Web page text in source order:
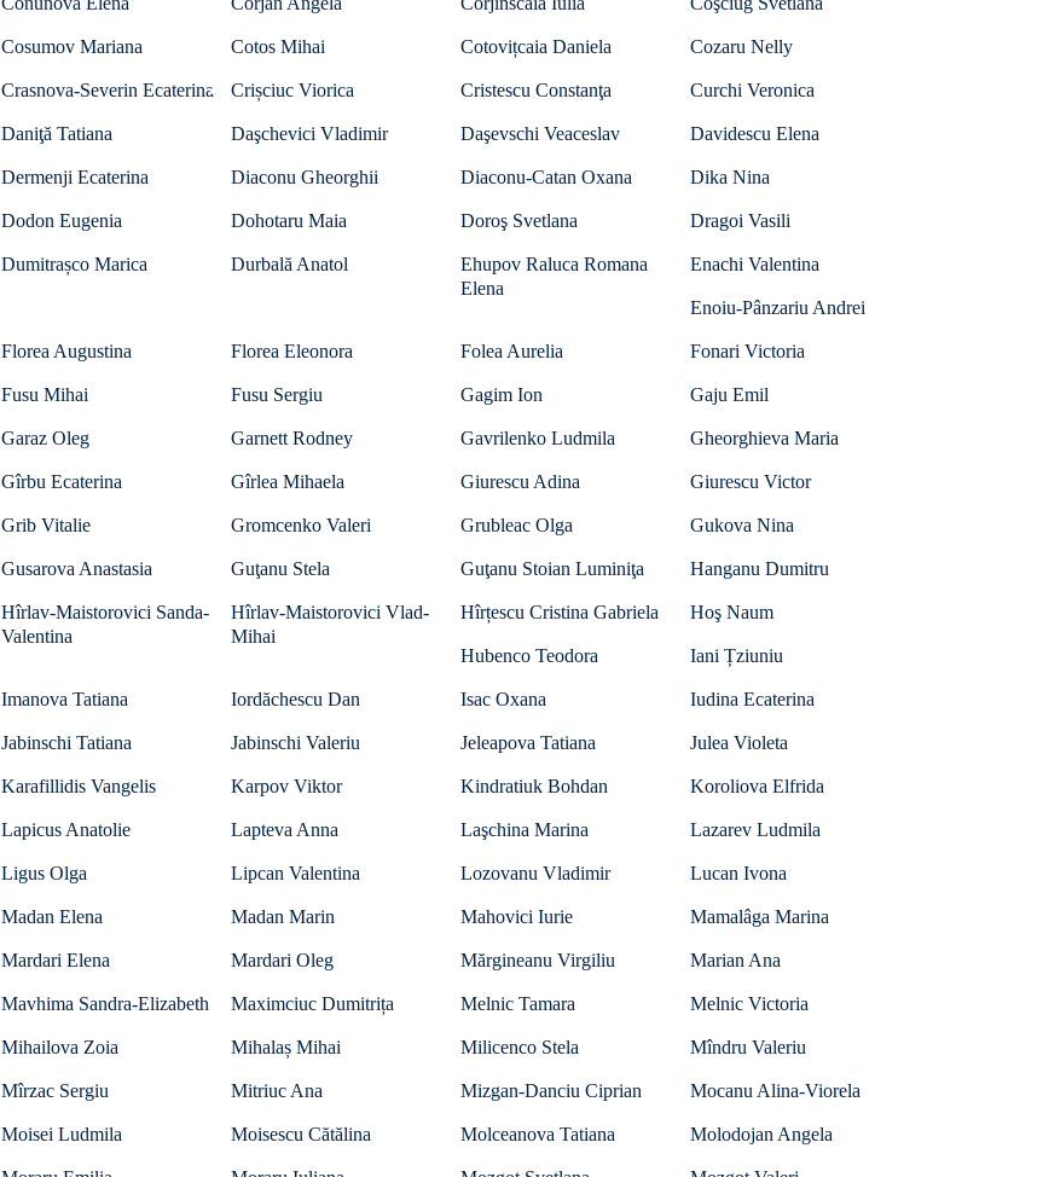
Cosumov Mariana Cotos Mihai Cotovițcaia Daniela Cozaru Nelly
Crasnova-Severin Ecaterina Crișciuc Viorica Cristescu Constanţa Curchi Veronica
Daniţă Tatiana Daşchevici Vladimir Daşevschi Veaceslav Davidescu Elena
Dermenji Ecaterina Diaconu Gheorghii Diaconu-Catan Oxana Dika Nina
Dodon Eugenia Dohotaru Maia Doroş Svetlana Dragoi Vasili
Dumitrașco Marica Durbală Anatol
Ehupov Raluca Romana
Elena
Enachi Valentina
Enoiu-Pânzariu Andrei
Florea Augustina Florea Eleonora Folea Aurelia Fonari Victoria
Fusu Mihai Fusu Sergiu Gagim Ion Gaju Emil
Garaz Oleg Garnett Rodney Gavrilenko Ludmila Gheorghieva Maria
Gîrbu Ecaterina Gîrlea Mihaela Giurescu Adina Giurescu Victor
Grib Vitalie Gromcenko Valeri Grubleac Olga Gukova Nina
Gusarova Anastasia Guţanu Stela Guţanu Stoian Luminiţa Hanganu Dumitru
Hîrlav-Maistorovici Sanda-
Valentina
Hîrlav-Maistorovici Vlad-
Mihai
Hîrțescu Cristina Gabriela Hoş Naum
Hubenco Teodora Iani Țziuniu
Imanova Tatiana Iordăchescu Dan Isac Oxana Iudina Ecaterina
Jabinschi Tatiana Jabinschi Valeriu Jeleapova Tatiana Julea Violeta
Karafillidis Vangelis Karpov Viktor Kindratiuk Bohdan Koroliova Elfrida
Lapicus Anatolie Lapteva Anna Laşchina Marina Lazarev Ludmila
Ligus Olga Lipcan Valentina Lozovanu Vladimir Lucan Ivona
Madan Elena Madan Marin Mahovici Iurie Mamalâga Marina
Mardari Elena Mardari Oleg Mărgineanu Virgiliu Marian Ana
Mavhima Sandra-Elizabeth Maximciuc Dumitrița Melnic Tamara Melnic Victoria
Mihailova Zoia Mihalaș Mihai Milicenco Stela Mîndru Valeriu
Mîrzac Sergiu Mitriuc Ana Mizgan-Danciu Ciprian Mocanu Alina-Viorela
Moisei Ludmila Moisescu Cătălina Molceanova Tatiana Molodojan Angela